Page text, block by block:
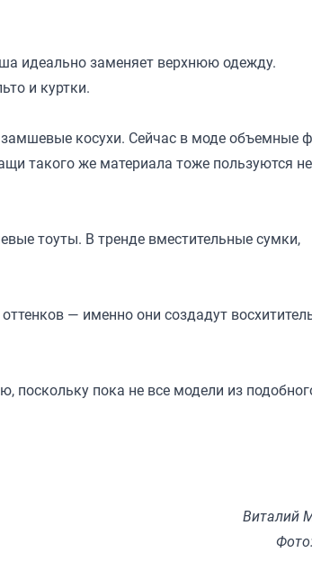
идеально заменяет верхнюю одежду.
и куртки.
косухи. Сейчас в моде объемные
такого же материала тоже пользуются
тоуты. В тренде вместительные сумки,
— именно они создадут
пока не все модели из
Виталий